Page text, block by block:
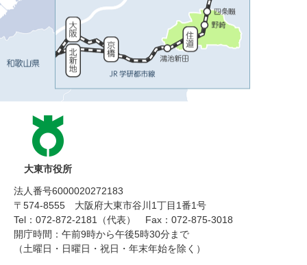
大東市役所
法人番号6000020272183
〒574-8555 大阪府大東市谷川1丁目1番1号
Tel：072-872-2181（代表）
Fax：072-875-3018
開庁時間：午前9時から午後5時30分まで
（土曜日・日曜日・祝日・年末年始を除く）